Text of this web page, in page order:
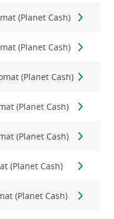
(Planet Cash)
(Planet Cash)
(Planet Cash)
(Planet Cash)
(Planet Cash)
(Planet Cash)
(Planet Cash)